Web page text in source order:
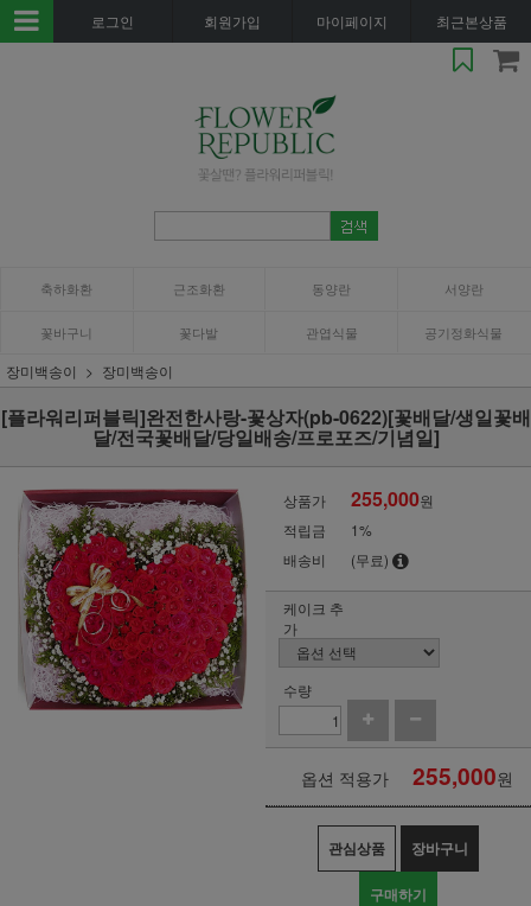
로그인 회원가입 마이페이지 최근본상품
축하화환 근조화환 동양란 서양란
꽃바구니 꽃다발 관엽식물 공기정화식물
장미백송이 장미백송이
[플라워리퍼블릭]완전한사랑-꽃상자(pb-0622)[꽃배달/생일꽃배
달/전국꽃배달/당일배송/프로포즈/기념일]
상품가 255,000원
적립금
1%
배송비
(무료)
케이크 추
가
수량
옵션 적용가 255,000원
관심상품 장바구니
구매하기